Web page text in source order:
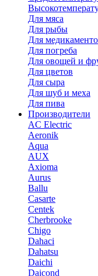
Для мяса
Для рыбы
Для
Для погреба
Для овощей и
Для цветов
Для сыра
Для шуб и меха
Для пива
Производители
AC Electric
Aeronik
Aqua
AUX
Axioma
Aurus
Ballu
Casarte
Centek
Cherbrooke
Chigo
Dahaci
Dahatsu
Daichi
Daicond